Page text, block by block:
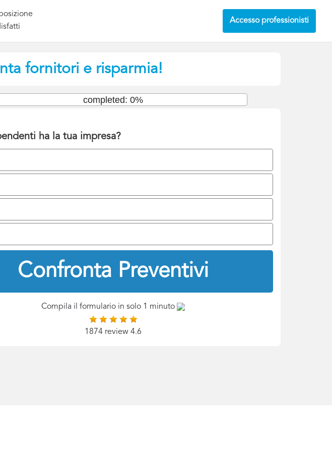
Accesso professionisti
fornitori e risparmia!
ha la tua impresa?
Confronta Preventivi
completed: 0%
Compila il formulario in solo 1 minuto
1874 review 4.6